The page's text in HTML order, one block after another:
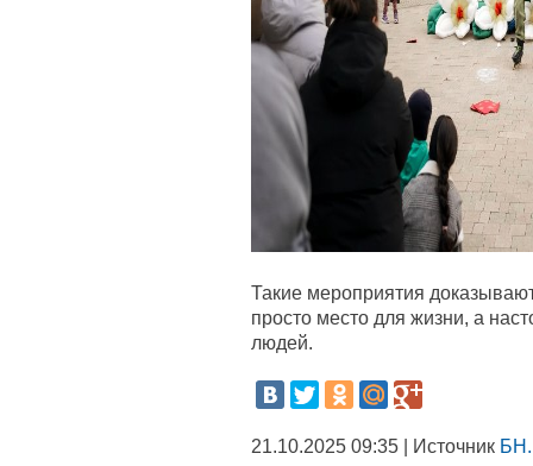
Такие мероприятия
просто место для жизни, а
людей.
21.10.2025 09:35 | Источник